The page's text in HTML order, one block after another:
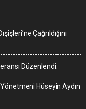
Çağrıldığını
Düzenlendi.
Hüseyin Aydın